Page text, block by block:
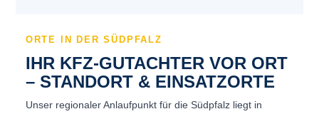
ORTE IN DER SÜDPFALZ
IHR KFZ-GUTACHTER VOR ORT
– STANDORT & EINSATZORTE
Unser regionaler Anlaufpunkt für die Südpfalz liegt in